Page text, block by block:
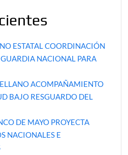
ESTATAL COORDINACIÓN
NACIONAL PARA
ACOMPAÑAMIENTO
BAJO RESGUARDO DEL
DE MAYO PROYECTA
NACIONALES E